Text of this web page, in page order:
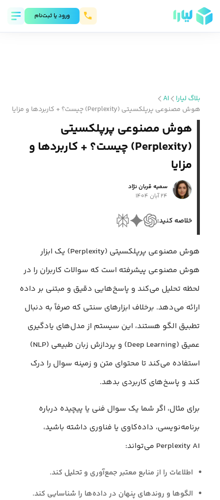
ورود يا ثبت‌نام
بلاگ لیارا
AI
هوش مصنوعی پرپلکسیتی (Perplexity) چیست؟ + کاربردها و مزایا
هوش مصنوعی پرپلکسیتی
(Perplexity) چیست؟ + کاربردها و
مزایا
سمیه قربان نژاد
۲۴ آبان ۱۴۰۴
خلاصه کنید:
هوش مصنوعی پرپلکسیتی (Perplexity) یک ابزار
هوش مصنوعی پیشرفته است که سوالات کاربران را در
لحظه تحلیل می‌کند و پاسخ‌هایی دقیق و مبتنی بر داده
ارائه می‌دهد. برخلاف ابزارهای سنتی که صرفاً به دنبال
تطبیق الگو هستند، این سیستم از مدل‌های یادگیری
عمیق (Deep Learning) و پردازش زبان طبیعی (NLP)
استفاده می‌کند تا محتوای متن و زمینه سوال را درک
کند و پاسخ‌های کاربردی بدهد.
برای مثال، اگر شما یک سوال فنی یا پیچیده درباره
برنامه‌نویسی، داده‌کاوی یا فناوری داشته باشید،
Perplexity AI می‌تواند:
اطلاعات را از منابع معتبر جمع‌آوری و تحلیل کند.
الگوها و روندهای پنهان در داده‌ها را شناسایی کند.